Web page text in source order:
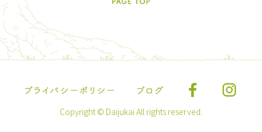
Copyright © Daijukai All rights reserved.